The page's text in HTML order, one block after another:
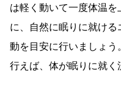
は軽く動いて一度体温
に、自然に眠りに就け
動を目安に行いましょ
行えば、体が眠りに就く